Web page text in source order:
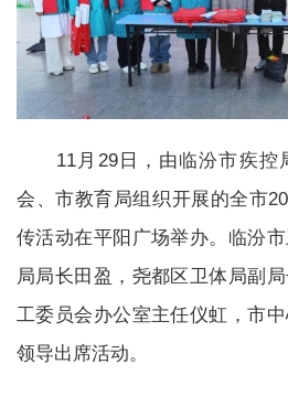
11月29日，由临汾市疾控
会、市教育局组织开展的全市
传活动在平阳广场举办。临汾
局局长田盈，尧都区卫体局副
工委员会办公室主任仪虹，市
领导出席活动。